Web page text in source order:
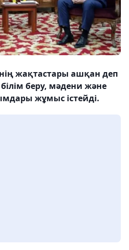
жақтастары ашқан деп
білім беру, мәдени және
жұмыс істейді.